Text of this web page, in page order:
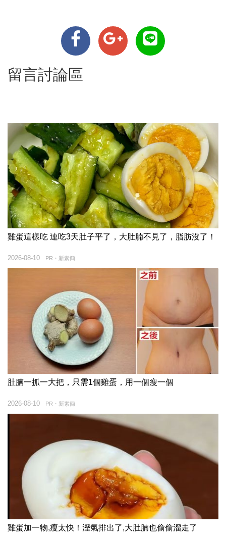
留言討論區
雞蛋這樣吃 連吃3天肚子平了，大肚腩不見了，脂肪沒了！
PR・新素簡
2026-08-10
肚腩一抓一大把，只需1個雞蛋，用一個瘦一個
PR・新素簡
2026-08-10
雞蛋加一物,瘦太快！溼氣排出了,大肚腩也偷偷溜走了